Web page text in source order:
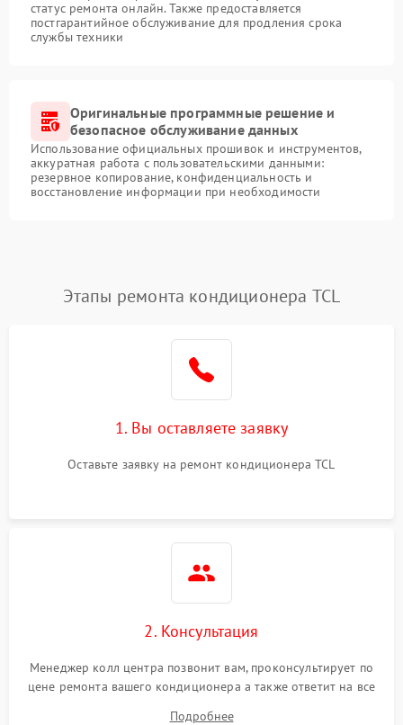
статус ремонта онлайн. Также предоставляется
постгарантийное обслуживание для продления срока
службы техники
Оригинальные программные решение и
безопасное обслуживание данных
Использование официальных прошивок и инструментов,
аккуратная работа с пользовательскими данными:
резервное копирование, конфиденциальность и
восстановление информации при необходимости
Этапы ремонта кондиционера TCL
1. Вы оставляете заявку
Оставьте заявку на ремонт кондиционера TCL
2. Консультация
Менеджер колл центра позвонит вам, проконсультирует по
цене ремонта вашего кондиционера а также ответит на все
Подробнее